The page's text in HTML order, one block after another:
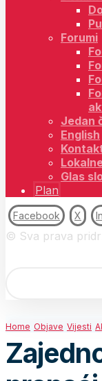
Forumi
Jedan
English
Glas
Plan
Facebook X
© Sva prava
Home Objave Vijesti